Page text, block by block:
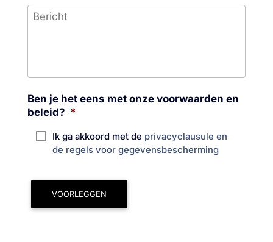
*
Ben je het eens met onze voorwaarden en
beleid? *
Ik ga akkoord met de privacyclausule en
de regels voor gegevensbescherming
VOORLEGGEN